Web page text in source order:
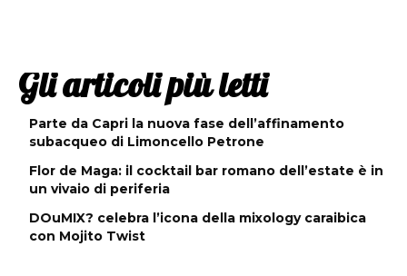
Gli articoli più letti
Parte da Capri la nuova fase dell’affinamento
subacqueo di Limoncello Petrone
Flor de Maga: il cocktail bar romano dell’estate è in
un vivaio di periferia
DOuMIX? celebra l’icona della mixology caraibica
con Mojito Twist